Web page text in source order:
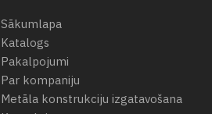
Sākumlapa
Katalogs
Pakalpojumi
Par kompaniju
Metāla konstrukciju izgatavošana